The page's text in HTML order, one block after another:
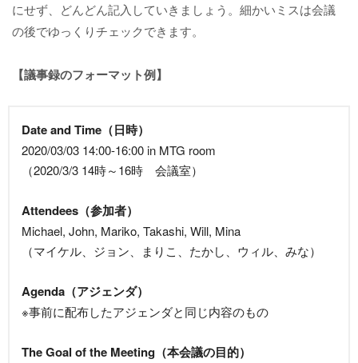
にせず、どんどん記入していきましょう。細かいミスは会議
の後でゆっくりチェックできます。
【議事録のフォーマット例】
Date and Time（日時）
2020/03/03 14:00-16:00 in MTG room
（2020/3/3 14時～16時 会議室）
Attendees（参加者）
Michael, John, Mariko, Takashi, Will, Mina
（マイケル、ジョン、まりこ、たかし、ウィル、みな）
Agenda（アジェンダ）
※事前に配布したアジェンダと同じ内容のもの
The Goal of the Meeting（本会議の目的）